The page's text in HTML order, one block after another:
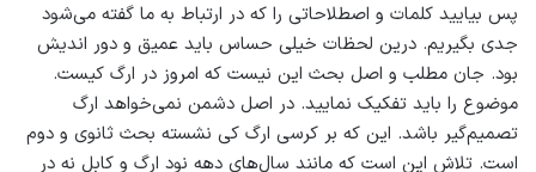
پس بیایید کلمات و اصطلاحاتی را که در ارتباط به ما گفته می‌شود
جدی بگیریم. درین لحظات خیلی حساس باید عمیق و دور اندیش
بود. جان مطلب و اصل بحث این نیست که امروز در ارگ کیست.
موضوع را باید تفکیک نمایید. در اصل دشمن نمی‌خواهد ارگ
تصمیم‌گیر باشد. این که بر کرسی ارگ کی نشسته بحث ثانوی و دوم
است. تلاش این است که مانند سال‌های دهه نود ارگ و کابل نه در